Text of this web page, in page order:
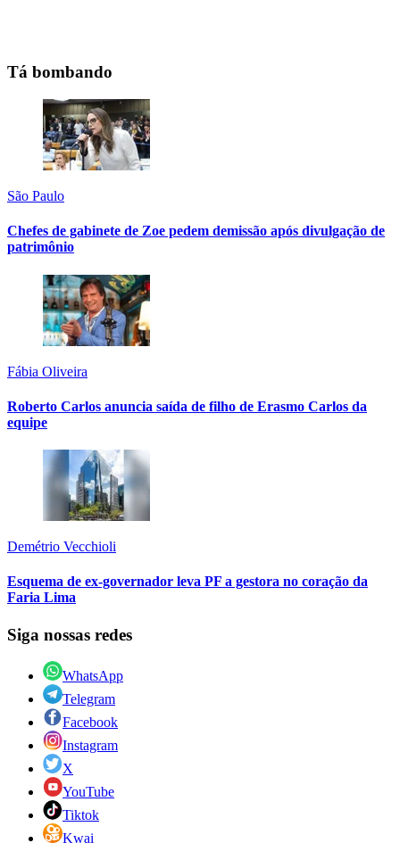
Tá bombando
São Paulo
Chefes de gabinete de Zoe pedem demissão após divulgação de
patrimônio
Fábia Oliveira
Roberto Carlos anuncia saída de filho de Erasmo Carlos da
equipe
Demétrio Vecchioli
Esquema de ex-governador leva PF a gestora no coração da
Faria Lima
Siga nossas redes
WhatsApp
Telegram
Facebook
Instagram
X
YouTube
Tiktok
Kwai